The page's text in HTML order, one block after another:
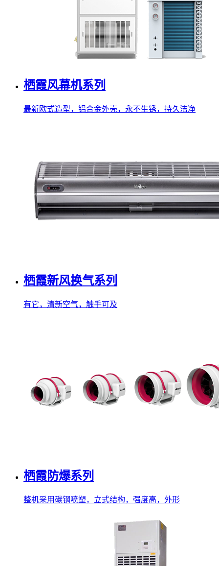
栖霞风幕机系列
最新欧式造型，铝合金外壳，永不生锈，持久洁净
栖霞新风换气系列
有它，清新空气，触手可及
栖霞防爆系列
整机采用碳钢喷塑，立式结构，强度高，外形